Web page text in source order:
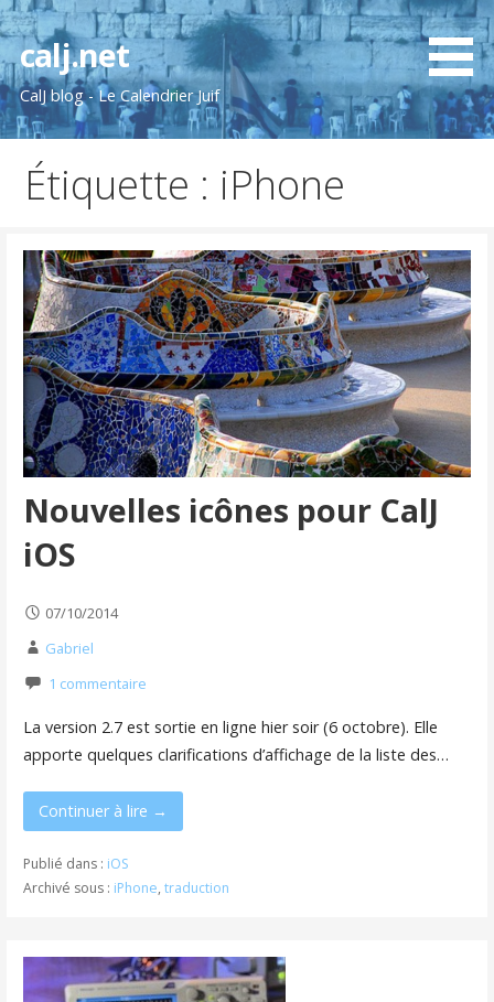
Passer
au
contenu
calj.net
CalJ blog - Le Calendrier Juif
Étiquette : iPhone
Nouvelles icônes pour CalJ
iOS
07/10/2014
Gabriel
1 commentaire
La version 2.7 est sortie en ligne hier soir (6 octobre). Elle
apporte quelques clarifications d’affichage de la liste des…
Continuer à lire →
Publié dans : iOS
Archivé sous : iPhone, traduction